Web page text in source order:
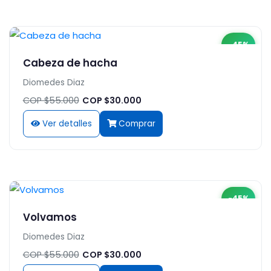
-45%
Cabeza de hacha
Diomedes Diaz
COP $55.000 COP $30.000
Ver detalles Comprar
-45%
Volvamos
Diomedes Diaz
COP $55.000 COP $30.000